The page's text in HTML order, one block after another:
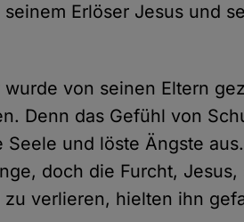
Erlöser Jesus und
von seinen Eltern
Denn das Gefühl von
und löste Ängste
doch die Furcht,
verlieren, hielten ihn